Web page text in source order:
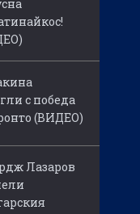
с победа
(ВИДЕО)
Лазаров